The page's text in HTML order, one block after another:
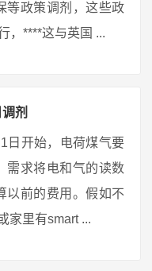
等政策调剂，这些政
，****这与英国 ...
剂
日开始，电荷煤气要
需求将电和气的读数
以前的费用。假如不
家里有smart ...